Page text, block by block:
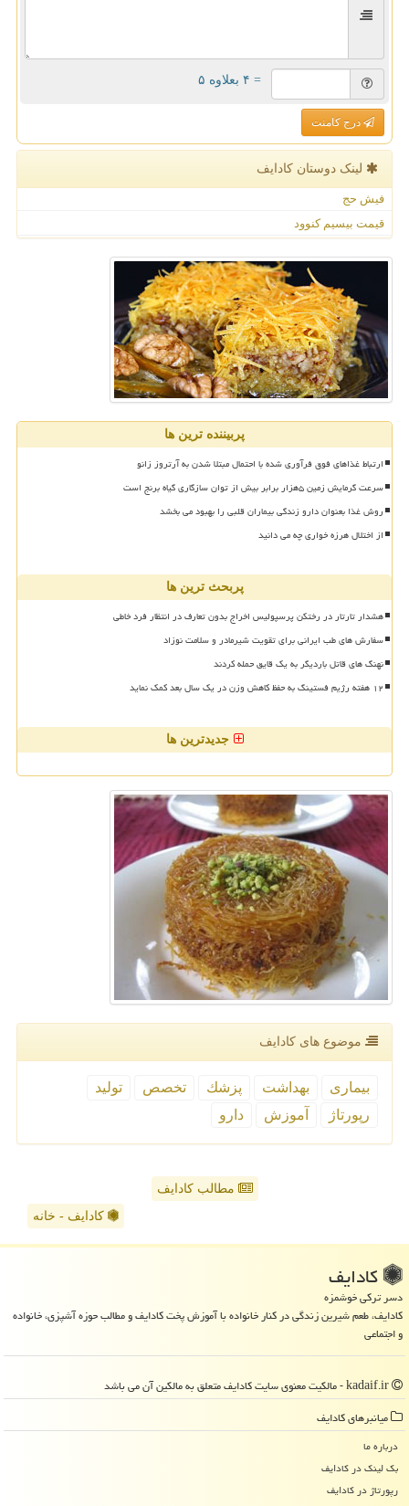
= ۴ بعلاوه ۵
درج کامنت
لینک دوستان كادایف
فیش حج
قیمت بیسیم کنوود
پربیننده ترین ها
ارتباط غذاهای فوق فرآوری شده با احتمال مبتلا شدن به آرتروز زانو
سرعت گرمایش زمین ۵هزار برابر بیش از توان سازگاری گیاه برنج است
روش غذا بعنوان دارو زندگی بیماران قلبی را بهبود می بخشد
از اختلال هرزه خواری چه می دانید
پربحث ترین ها
هشدار تارتار در رختکن پرسپولیس اخراج بدون تعارف در انتظار فرد خاطی
سفارش های طب ایرانی برای تقویت شیرمادر و سلامت نوزاد
نهنگ های قاتل باردیگر به یک قایق حمله کردند
۱۲ هفته رژیم فستینگ به حفظ کاهش وزن در یک سال بعد کمک نماید
جدیدترین ها
موضوع های كادایف
بیماری بهداشت پزشك تخصص
تولید
رپورتاژ
آموزش دارو
مطالب کادایف
کادایف - خانه
كادایف
دسر ترکی خوشمزه
کادایف، طعم شیرین زندگی در کنار خانواده با آموزش پخت کادایف و مطالب حوزه آشپزی، خانواده
و اجتماعی
میانبرهای كادایف
درباره ما
بک لینک در كادایف
رپورتاژ در كادایف